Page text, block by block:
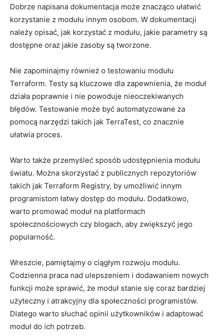
Dobrze napisana dokumentacja może⁢ znacząco ułatwić
korzystanie​ z ​modułu innym osobom. ​W dokumentacji
należy ⁢opisać, jak korzystać z⁤ modułu, jakie parametry są
‌dostępne oraz jakie zasoby są tworzone.
Nie zapominajmy⁣ również o testowaniu modułu​
Terraform. Testy są ⁤kluczowe dla‌ zapewnienia, że moduł
działa poprawnie i⁤ nie‌ powoduje nieoczekiwanych ​
błędów. Testowanie może być automatyzowane za
pomocą narzędzi⁣ takich ‌jak TerraTest, co znacznie‌
ułatwia proces.
Warto także przemyśleć sposób udostępnienia modułu
światu. Można​ skorzystać z ⁣publicznych repozytoriów
takich ‍jak ⁤Terraform Registry, by umożliwić⁣ innym⁢
programistom⁤ łatwy dostęp do ​modułu. Dodatkowo,
warto ​promować⁢ moduł⁤ na platformach
społecznościowych ⁤czy ⁤blogach, ​aby zwiększyć jego‍
popularność.
Wreszcie,‍ pamiętajmy o ⁣ciągłym rozwoju modułu.
Codzienna praca nad ulepszeniem⁤ i dodawaniem ⁣nowych​
funkcji może sprawić, że ​moduł stanie się coraz bardziej
użyteczny⁣ i atrakcyjny ⁤dla społeczności⁣ programistów.⁢
Dlatego ‌warto‌ słuchać opinii‌ użytkowników i adaptować
moduł ⁤do ich potrzeb.